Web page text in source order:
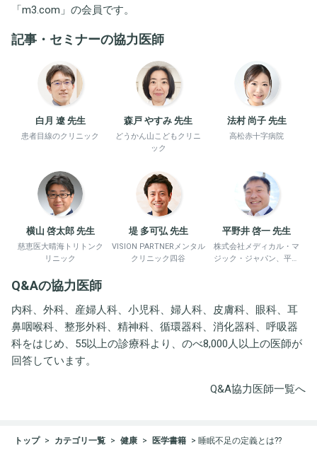
「m3.com 」の会員です。
記事・セミナーの協力医師
白月 遼 先生
患者目線のクリニック
森戸 やすみ 先生
どうかん山こどもクリニ
ック
法村 尚子 先生
高松赤十字病院
横山 啓太郎 先生
慈恵医大晴海トリトンク
リニック
堤 多可弘 先生
VISION PARTNERメンタル
クリニック四谷
平野井 啓一 先生
株式会社メディカル・マ
ジック・ジャパン、平野
Q&Aの協力医師
内科、外科、産婦人科、小児科、婦人科、皮膚科、眼科、耳
鼻咽喉科、整形外科、精神科、循環器科、消化器科、呼吸器
科をはじめ、55以上の診療科より、のべ8,000人以上の医師が
回答しています。
Q&A協力医師一覧へ
トップ カテゴリ一覧 健康 医学書籍 睡眠不足の定義とは??